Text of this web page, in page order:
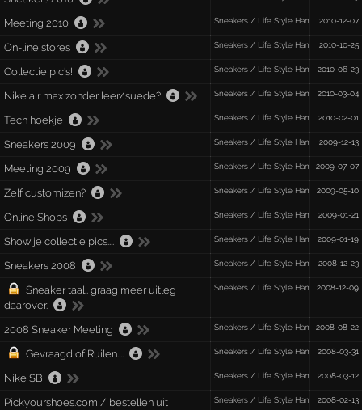
Meeting 2010 Sneakers / Life Style Hang-Out2010-12-07
On-line stores Sneakers / Life Style Hang-Out2010-10-25
Collectie pic's! Sneakers / Life Style Hang-Out2010-06-23
Nike air max zonder leer/suede? Sneakers / Life Style Hang-Out2010-03-04
Tech hoekje Sneakers / Life Style Hang-Out2010-02-01
Sneakers 2009 Sneakers / Life Style Hang-Out2009-12-13
Meeting 2009 Sneakers / Life Style Hang-Out2009-07-07
Zelf customizen? Sneakers / Life Style Hang-Out2009-05-10
Online Shops Sneakers / Life Style Hang-Out2009-01-21
Show je collectie pics.... Sneakers / Life Style Hang-Out2009-01-19
Sneakers 2008 Sneakers / Life Style Hang-Out2008-12-23
Sneaker taal.. graag meer uitleg
daarover.
Sneakers / Life Style Hang-Out2008-12-09
2008 Sneaker Meeting Sneakers / Life Style Hang-Out2008-08-22
Gevraagd of Ruilen.... Sneakers / Life Style Hang-Out2008-03-31
Nike SB Sneakers / Life Style Hang-Out2008-03-12
Pickyourshoes.com / bestellen uit
Sneakers / Life Style Hang-Out2008-02-13